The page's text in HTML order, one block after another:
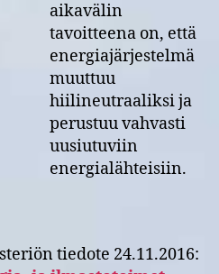
aikavälin
tavoitteena on, että
energiajärjestelmä
muuttuu
hiilineutraaliksi ja
perustuu vahvasti
uusiutuviin
energialähteisiin.
tiedote 24.11.2016: